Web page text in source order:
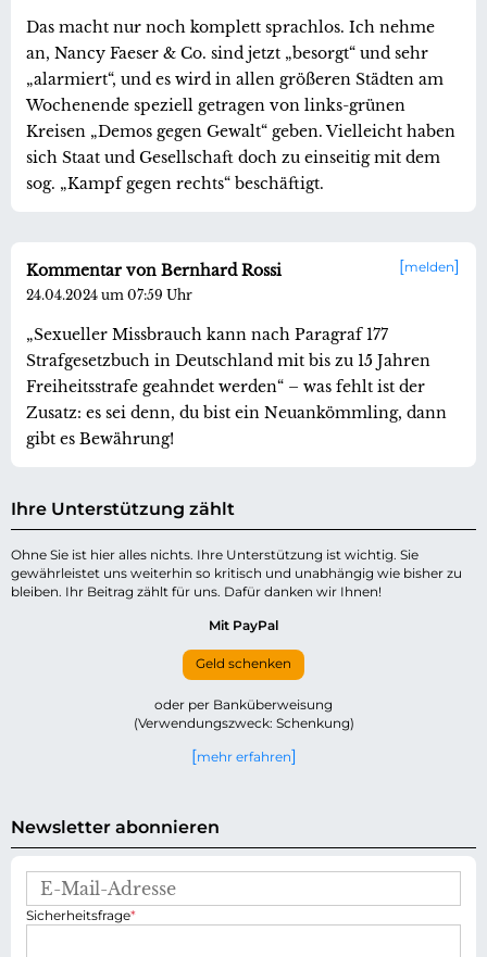
Das macht nur noch komplett sprachlos. Ich nehme
an, Nancy Faeser & Co. sind jetzt „besorgt“ und sehr
„alarmiert“, und es wird in allen größeren Städten am
Wochenende speziell getragen von links-grünen
Kreisen „Demos gegen Gewalt“ geben. Vielleicht haben
sich Staat und Gesellschaft doch zu einseitig mit dem
sog. „Kampf gegen rechts“ beschäftigt.
melden
Kommentar von Bernhard Rossi
24.04.2024 um 07:59 Uhr
„Sexueller Missbrauch kann nach Paragraf 177
Strafgesetzbuch in Deutschland mit bis zu 15 Jahren
Freiheitsstrafe geahndet werden“ – was fehlt ist der
Zusatz: es sei denn, du bist ein Neuankömmling, dann
gibt es Bewährung!
Ihre Unterstützung zählt
Ohne Sie ist hier alles nichts. Ihre Unterstützung ist wichtig. Sie
gewährleistet uns weiterhin so kritisch und unabhängig wie bisher zu
bleiben. Ihr Beitrag zählt für uns. Dafür danken wir Ihnen!
Mit PayPal
Geld schenken
oder per Banküberweisung
(Verwendungszweck: Schenkung)
mehr erfahren
Newsletter abonnieren
M
P
Sicherheitsfrage*